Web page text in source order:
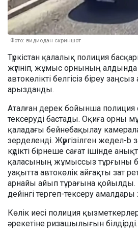
Фото: видиодан скриншот
Түркістан қалалық полиция
жүгініп, жұмыс орнының алдында
автокөлікті белгісіз біреу
арызданды.
Аталған дерек бойынша полиция
тексеруді бастады. Оқиға орны
қаладағы бейнебақылау
зерделенді. Жүргізілген жедел-b
күдікті бірнеше сағат ішінде
қаласының жұмыссыз тұрғыны
уақытта автокөлік айғақты зат
арнайы айып тұрағына қойылды.
дейінгі тергеп-тексеру амалдары
Көлік иесі полиция
әрекетіне ризашылығын білдірді.